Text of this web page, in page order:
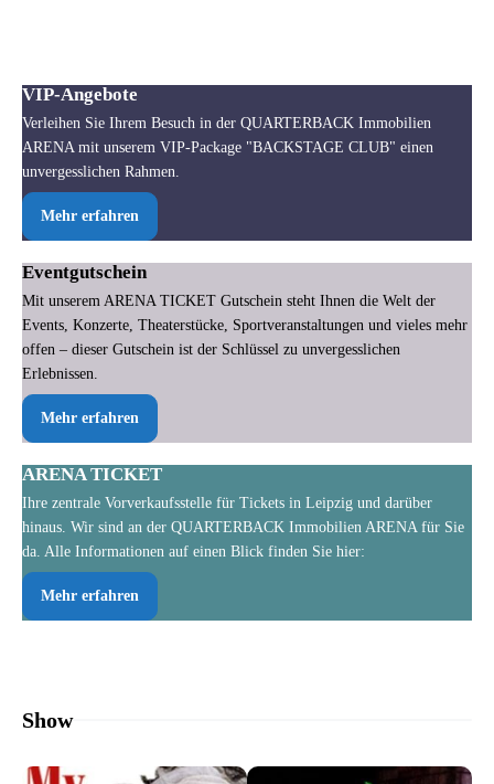
VIP-Angebote
Verleihen Sie Ihrem Besuch in der QUARTERBACK Immobilien
ARENA mit unserem VIP-Package "BACKSTAGE CLUB" einen
unvergesslichen Rahmen.
Mehr erfahren
Eventgutschein
Mit unserem ARENA TICKET Gutschein steht Ihnen die Welt der
Events, Konzerte, Theaterstücke, Sportveranstaltungen und vieles mehr
offen – dieser Gutschein ist der Schlüssel zu unvergesslichen
Erlebnissen.
Mehr erfahren
ARENA TICKET
Ihre zentrale Vorverkaufsstelle für Tickets in Leipzig und darüber
hinaus. Wir sind an der QUARTERBACK Immobilien ARENA für Sie
da. Alle Informationen auf einen Blick finden Sie hier:
Mehr erfahren
Show